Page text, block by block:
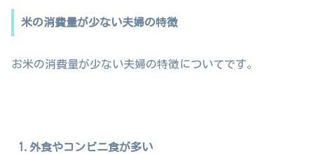
米の消費量が少ない夫婦の特徴
お米の消費量が少ない夫婦の特徴についてです。
1.外食やコンビニ食が多い